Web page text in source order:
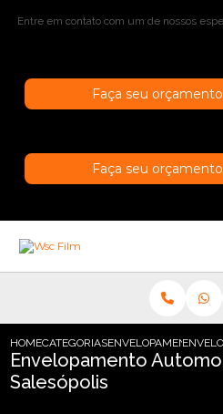
Entre em contato com um de nossos
Faça seu
Faça seu
HOMECATEGORIASENVELOPAMENTO
Envelopamento
Salesópolis